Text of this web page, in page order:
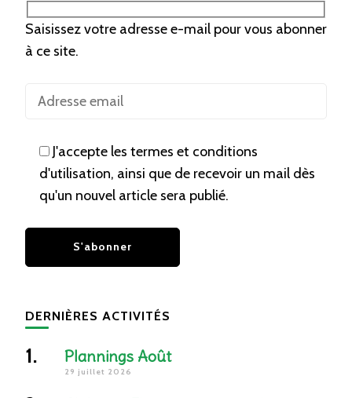
Saisissez votre adresse e-mail pour vous abonner
à ce site.
J'accepte les termes et conditions
d'utilisation, ainsi que de recevoir un mail dès
qu'un nouvel article sera publié.
DERNIÈRES ACTIVITÉS
Plannings Août
29 juillet 2026